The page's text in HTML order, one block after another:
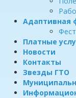
Адаптивная
Платные
Новости
Контакты
Звезды ГТО